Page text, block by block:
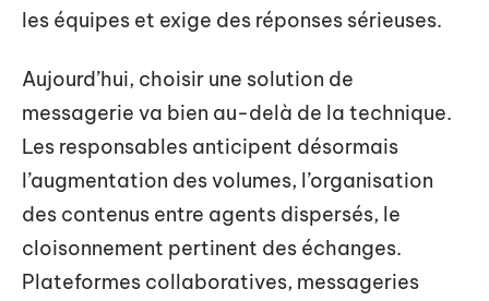
les équipes et exige des réponses sérieuses.
Aujourd’hui, choisir une solution de
messagerie va bien au-delà de la technique.
Les responsables anticipent désormais
l’augmentation des volumes, l’organisation
des contenus entre agents dispersés, le
cloisonnement pertinent des échanges.
Plateformes collaboratives, messageries